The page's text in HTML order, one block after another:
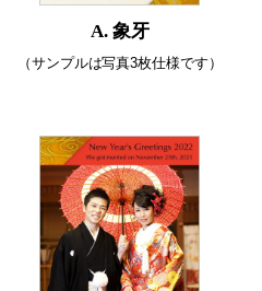
A. 象牙
（サンプルは写真3枚仕様です）